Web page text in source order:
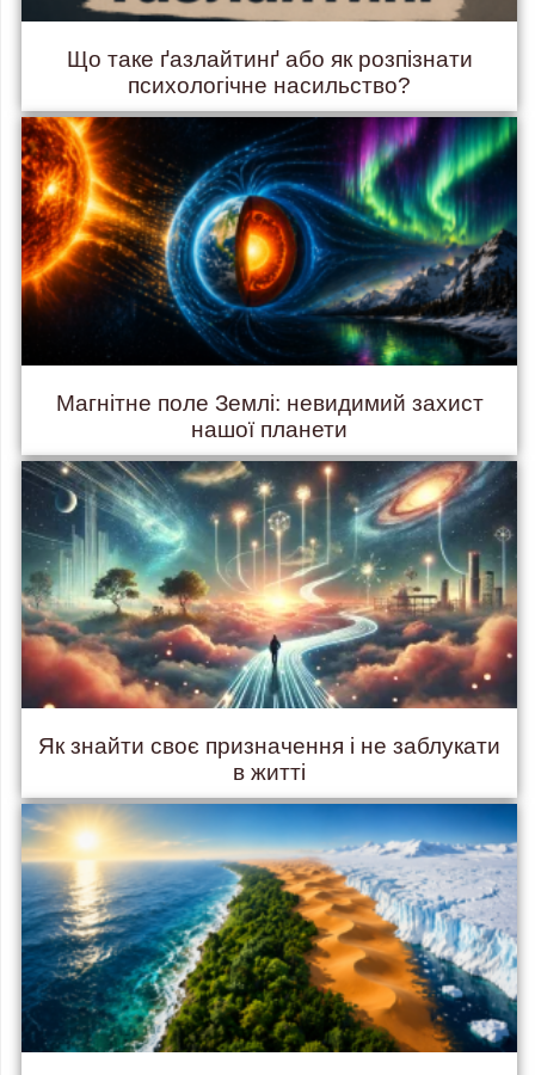
Що таке ґазлайтинґ або як розпізнати
психологічне насильство?
Магнітне поле Землі: невидимий захист
нашої планети
Як знайти своє призначення і не заблукати
в житті